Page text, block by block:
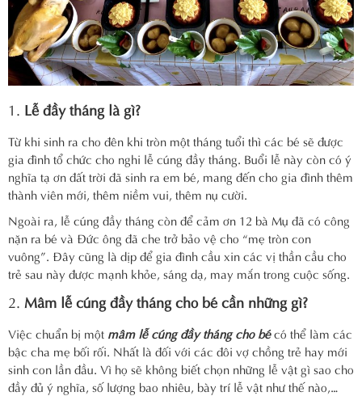
1. Lễ đầy tháng là gì?
Từ khi sinh ra cho đên khi tròn một tháng tuổi thì các bé sẽ được
gia đình tổ chức cho nghi lễ cúng đầy tháng. Buổi lễ này còn có ý
nghĩa tạ ơn đất trời đã sinh ra em bé, mang đến cho gia đình thêm
thành viên mới, thêm niềm vui, thêm nụ cười.
Ngoài ra, lễ cúng đầy tháng còn để cảm ơn 12 bà Mụ đã có công
nặn ra bé và Đức ông đã che trở bảo vệ cho “mẹ tròn con
vuông”. Đây cũng là dịp để gia đình cầu xin các vị thần cầu cho
trẻ sau này được mạnh khỏe, sáng dạ, may mắn trong cuộc sống.
2. Mâm lễ cúng đầy tháng cho bé cần những gì?
Việc chuẩn bị một mâm lễ cúng đầy tháng cho bécó thể làm các
bậc cha mẹ bối rối. Nhất là đối với các đôi vợ chồng trẻ hay mới
sinh con lần đầu. Vì họ sẽ không biết chọn những lễ vật gì sao cho
đầy đủ ý nghĩa, số lượng bao nhiêu, bày trí lễ vật như thế nào,…